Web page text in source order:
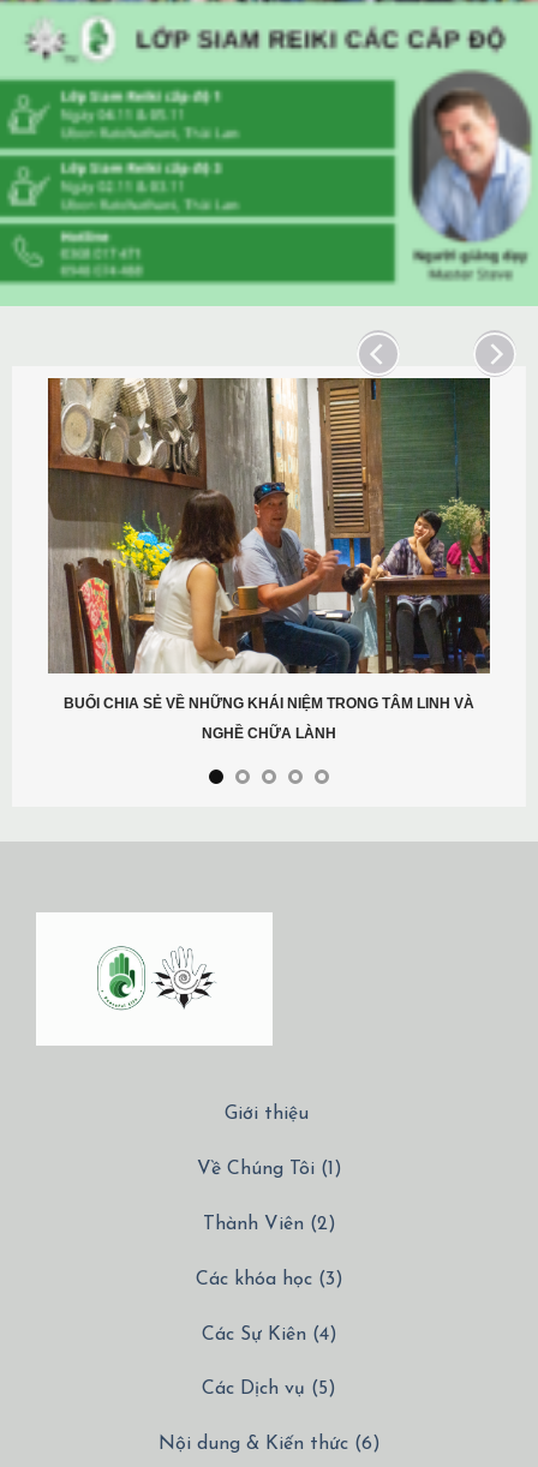
BUỔI CHIA SẺ VỀ NHỮNG KHÁI NIỆM TRONG TÂM LINH VÀ
NGHỀ CHỮA LÀNH
Giới thiệu
Về Chúng Tôi (1)
Thành Viên (2)
Các khóa học (3)
Các Sự Kiên (4)
Các Dịch vụ (5)
Nội dung & Kiến thức (6)